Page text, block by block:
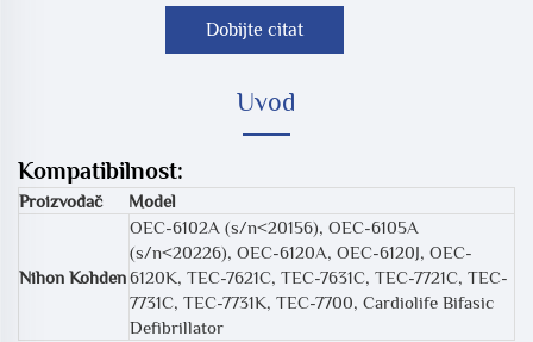
Dobijte citat
Uvod
Kompatibilnost:
Proizvođač Model
Nihon Kohden
OEC-6102A (s/n<20156), OEC-6105A
(s/n<20226), OEC-6120A, OEC-6120J, OEC-
6120K, TEC-7621C, TEC-7631C, TEC-7721C, TEC-
7731C, TEC-7731K, TEC-7700, Cardiolife Bifasic
Defibrillator